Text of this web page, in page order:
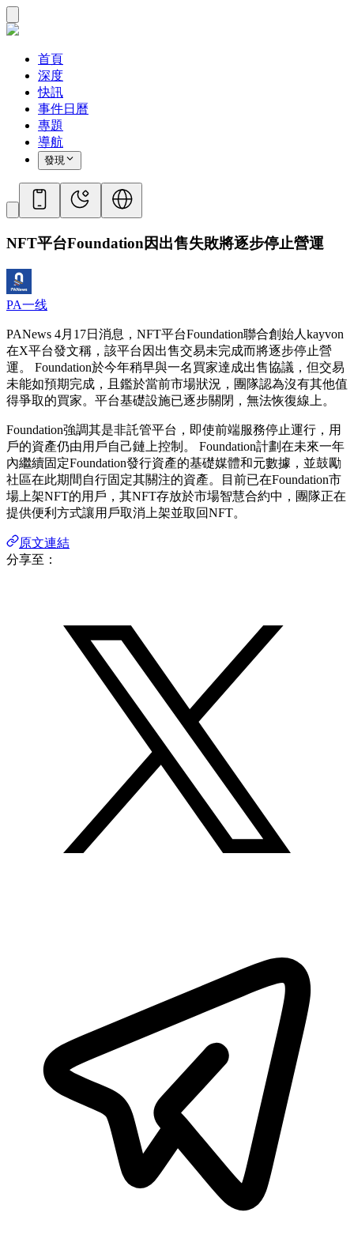
首頁
深度
快訊
事件日曆
專題
導航
發現
NFT平台Foundation因出售失敗將逐​​步停止營運
PA一线
PANews 4月17日消息，NFT平台Foundation聯合創始人kayvon
在X平台發文稱，該平台因出售交易未完成而將逐步停止營
運。 Foundation於今年稍早與一名買家達成出售協議，但交易
未能如預期完成，且鑑於當前市場狀況，團隊認為沒有其他值
得爭取的買家。平台基礎設施已逐步關閉，無法恢復線上。
Foundation強調其是非託管平台，即使前端服務停止運行，用
戶的資產仍由用戶自己鏈上控制。 Foundation計劃在未來一年
內繼續固定Foundation發行資產的基礎媒體和元數據，並鼓勵
社區在此期間自行固定其關注的資產。目前已在Foundation市
場上架NFT的用戶，其NFT存放於市場智慧合約中，團隊正在
提供便利方式讓用戶取消上架並取回NFT。
原文連結
分享至：